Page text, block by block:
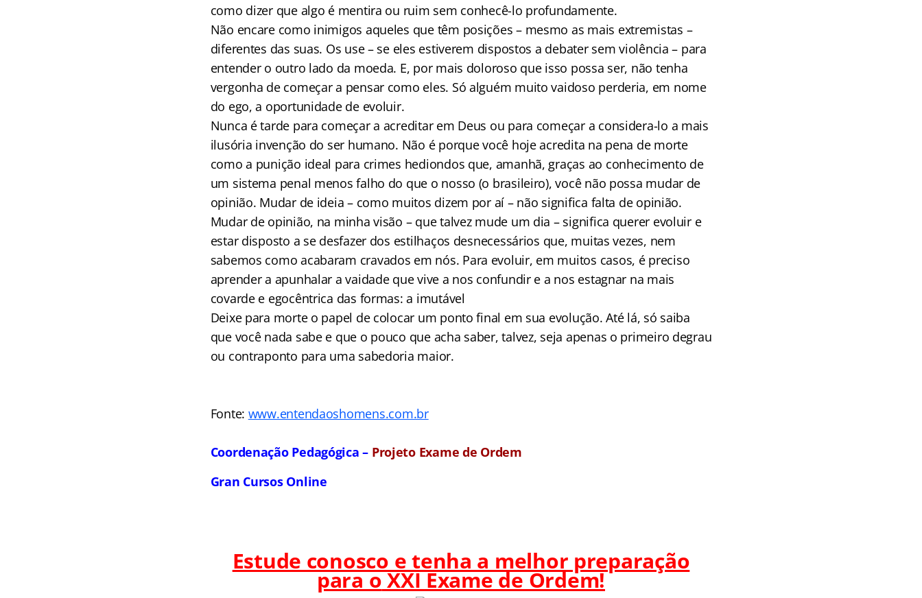
como dizer que algo é mentira ou ruim sem conhecê-lo profundamente.
Não encare como inimigos aqueles que têm posições – mesmo as mais extremistas –
diferentes das suas. Os use – se eles estiverem dispostos a debater sem violência – para
entender o outro lado da moeda. E, por mais doloroso que isso possa ser, não tenha
vergonha de começar a pensar como eles. Só alguém muito vaidoso perderia, em nome
do ego, a oportunidade de evoluir.
Nunca é tarde para começar a acreditar em Deus ou para começar a considera-lo a mais
ilusória invenção do ser humano. Não é porque você hoje acredita na pena de morte
como a punição ideal para crimes hediondos que, amanhã, graças ao conhecimento de
um sistema penal menos falho do que o nosso (o brasileiro), você não possa mudar de
opinião. Mudar de ideia – como muitos dizem por aí – não significa falta de opinião.
Mudar de opinião, na minha visão – que talvez mude um dia – significa querer evoluir e
estar disposto a se desfazer dos estilhaços desnecessários que, muitas vezes, nem
sabemos como acabaram cravados em nós. Para evoluir, em muitos casos, é preciso
aprender a apunhalar a vaidade que vive a nos confundir e a nos estagnar na mais
covarde e egocêntrica das formas: a imutável
Deixe para morte o papel de colocar um ponto final em sua evolução. Até lá, só saiba
que você nada sabe e que o pouco que acha saber, talvez, seja apenas o primeiro degrau
ou contraponto para uma sabedoria maior.
Fonte: www.entendaoshomens.com.br
Coordenação Pedagógica – Projeto Exame de Ordem
Gran Cursos Online
Estude conosco e tenha a melhor preparação
para oXXI Exame de Ordem!